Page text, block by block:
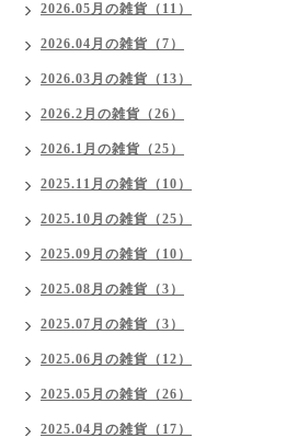
2026.05月の雑貨（11）
2026.04月の雑貨（7）
2026.03月の雑貨（13）
2026.2月の雑貨（26）
2026.1月の雑貨（25）
2025.11月の雑貨（10）
2025.10月の雑貨（25）
2025.09月の雑貨（10）
2025.08月の雑貨（3）
2025.07月の雑貨（3）
2025.06月の雑貨（12）
2025.05月の雑貨（26）
2025.04月の雑貨（17）